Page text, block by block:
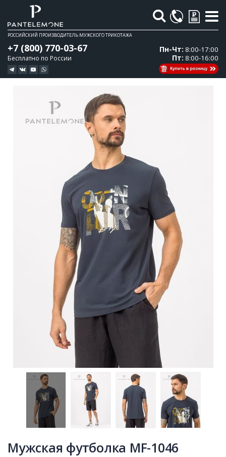
Поиск
РОССИЙСКИЙ ПРОИЗВОДИТЕЛЬ МУЖСКОГО ТРИКОТАЖА
+7 (800) 770-03-67
Бесплатно по России
Пн-Чт: 8:00-17:00
Пт: 8:00-16:00
галереи
изображений
галереи
изображений
Мужская футболка MF-1046